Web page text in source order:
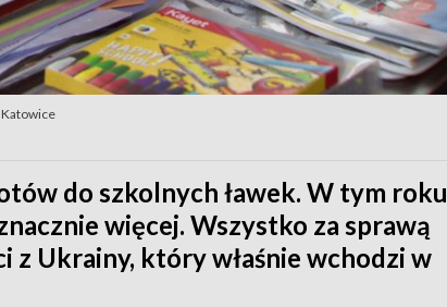
Katowice
do szkolnych ławek. W tym roku
więcej. Wszystko za sprawą
z Ukrainy, który właśnie wchodzi w